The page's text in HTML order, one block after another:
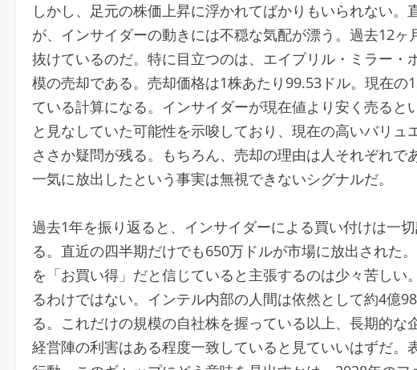
しかし、足元の株価上昇に浮かれてばかりもいられない
が、インサイダーの動きには不穏な気配が漂う。過去12
抜けているのだ。特に目立つのは、エイプリル・ミラー
模の売却である。売却価格は1株あたり99.53ドル。現在
ている計算になる。インサイダーが現在値より安く売ると
と見なしていた可能性を示唆しており、現在の高いバリ
ささか疑問が残る。もちろん、売却の理由は人それぞれ
一気に放出したという事実は無視できないシグナルだ。
過去1年を振り返ると、インサイダーによる買い付けは一
る。直近の四半期だけでも650万ドルが市場に放出された
を「お買い得」だと信じていると主張するのは少々苦し
るわけではない。インテル内部の人間は依然として約4億
る。これだけの規模の自社株を握っている以上、長期的な
経営陣の利害はある程度一致していると見ていいはずだ